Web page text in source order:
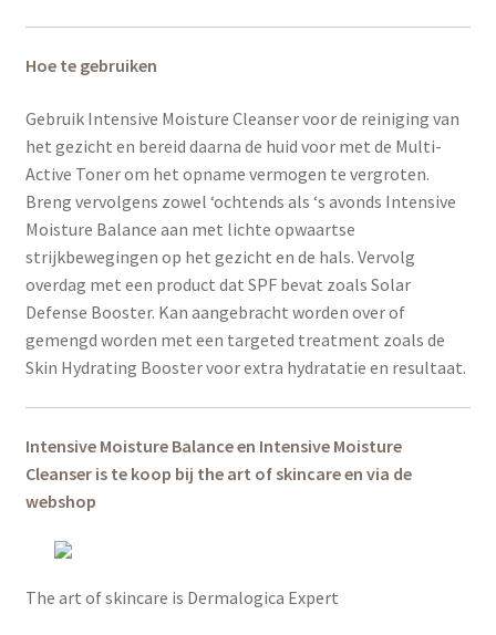
Hoe te gebruiken
Gebruik Intensive Moisture Cleanser voor de reiniging van
het gezicht en bereid daarna de huid voor met de Multi-
Active Toner om het opname vermogen te vergroten.
Breng vervolgens zowel ‘ochtends als ‘s avonds Intensive
Moisture Balance aan met lichte opwaartse
strijkbewegingen op het gezicht en de hals. Vervolg
overdag met een product dat SPF bevat zoals Solar
Defense Booster. Kan aangebracht worden over of
gemengd worden met een targeted treatment zoals de
Skin Hydrating Booster voor extra hydratatie en resultaat.
Intensive Moisture Balance en Intensive Moisture
Cleanser is te koop bij the art of skincare en via de
webshop
The art of skincare is Dermalogica Expert